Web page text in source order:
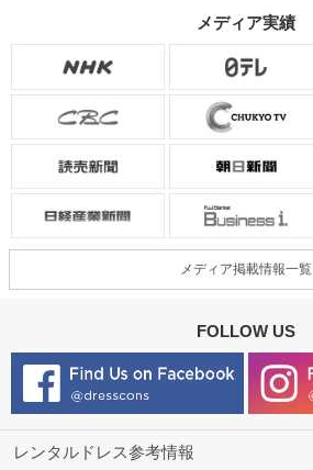
メディア実績
メディア掲載情報一覧
FOLLOW US
レンタルドレス参考情報